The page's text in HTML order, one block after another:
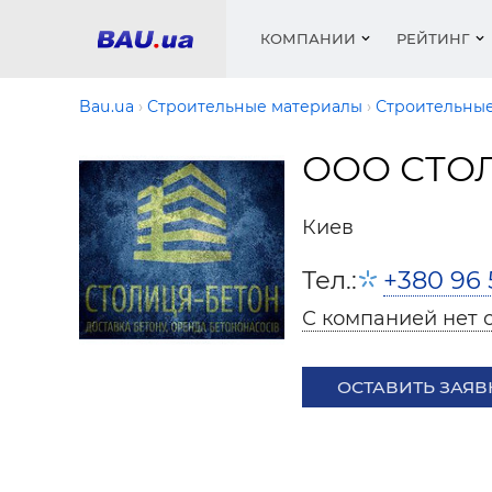
КОМПАНИИ
Окна
РЕЙТИНГ
Медиа
Мебель
Трубы,
Видео
Bau.ua Строительные материалы
ООО
Киев
Тел.: +380 96
С компанией нет
ОСТАВИТЬ